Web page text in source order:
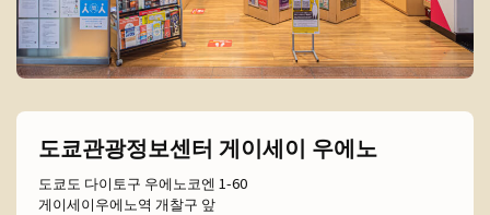
도쿄관광정보센터 게이세이 우에노
도쿄도 다이토구 우에노코엔 1-60
게이세이우에노역 개찰구 앞